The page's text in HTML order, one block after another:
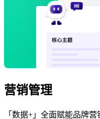
营销管理
「数据+」全面赋能品牌